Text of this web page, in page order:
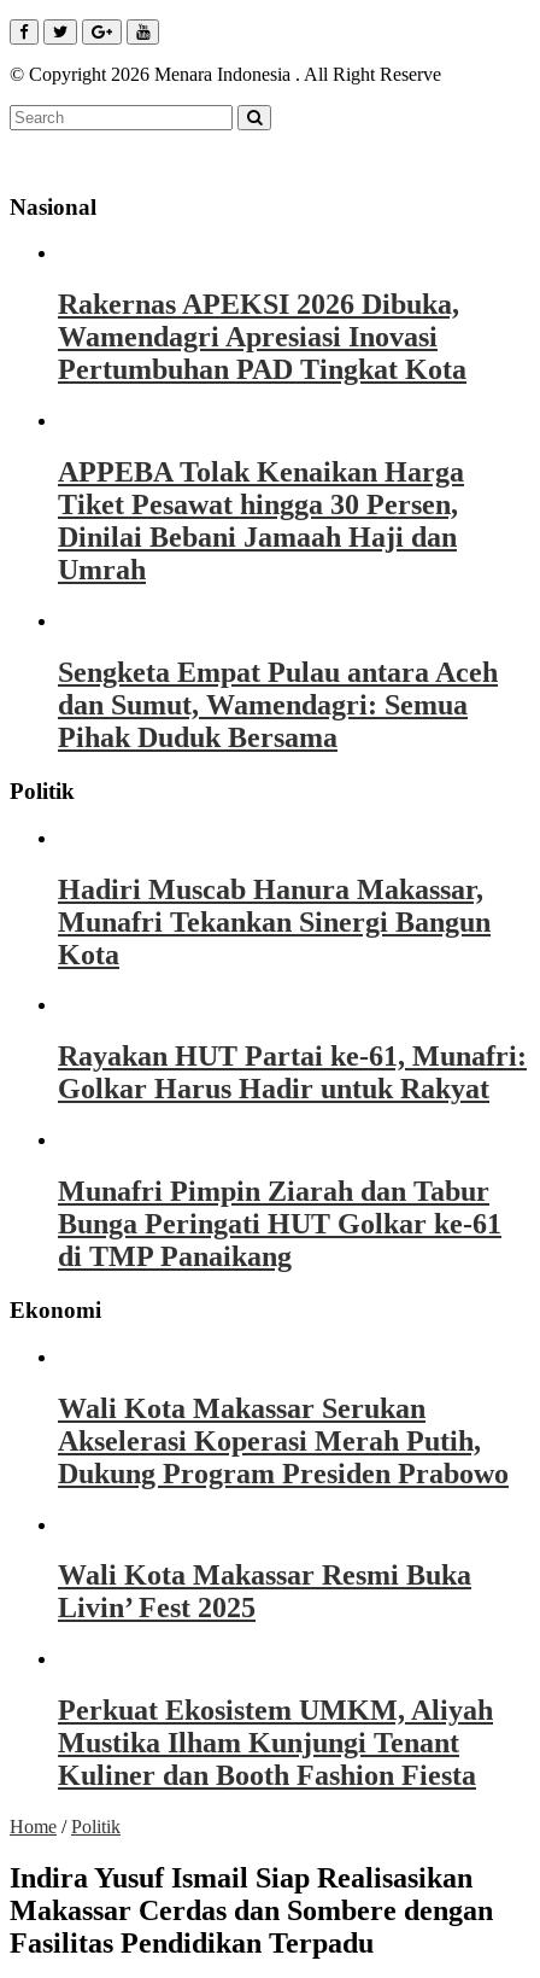
© Copyright 2026 Menara Indonesia . All Right Reserve
Nasional
Rakernas APEKSI 2026 Dibuka,
Wamendagri Apresiasi Inovasi
Pertumbuhan PAD Tingkat Kota
APPEBA Tolak Kenaikan Harga
Tiket Pesawat hingga 30 Persen,
Dinilai Bebani Jamaah Haji dan
Umrah
Sengketa Empat Pulau antara Aceh
dan Sumut, Wamendagri: Semua
Pihak Duduk Bersama
Politik
Hadiri Muscab Hanura Makassar,
Munafri Tekankan Sinergi Bangun
Kota
Rayakan HUT Partai ke-61, Munafri:
Golkar Harus Hadir untuk Rakyat
Munafri Pimpin Ziarah dan Tabur
Bunga Peringati HUT Golkar ke-61
di TMP Panaikang
Ekonomi
Wali Kota Makassar Serukan
Akselerasi Koperasi Merah Putih,
Dukung Program Presiden Prabowo
Wali Kota Makassar Resmi Buka
Livin’ Fest 2025
Perkuat Ekosistem UMKM, Aliyah
Mustika Ilham Kunjungi Tenant
Kuliner dan Booth Fashion Fiesta
Home /Politik
Indira Yusuf Ismail Siap Realisasikan
Makassar Cerdas dan Sombere dengan
Fasilitas Pendidikan Terpadu